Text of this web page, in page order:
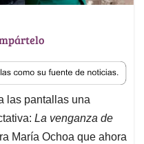
las pantallas una
La venganza de
María Ochoa que ahora